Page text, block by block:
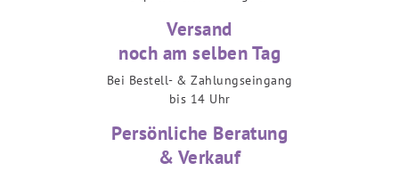
Versand
noch am selben Tag
Bei Bestell- & Zahlungseingang
bis 14 Uhr
Persönliche Beratung
& Verkauf